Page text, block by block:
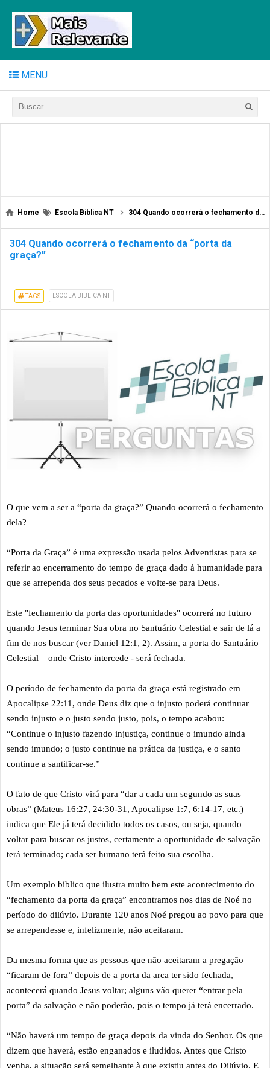
MENU
Home Escola Biblica NT 304 Quando ocorrerá o fechamento da “porta da graça?”
304 Quando ocorrerá o fechamento da “porta da
graça?”
TAGS ESCOLA BIBLICA NT
O que vem a ser a “porta da graça?” Quando ocorrerá o fechamento
dela?
“Porta da Graça” é uma expressão usada pelos Adventistas para se
referir ao encerramento do tempo de graça dado à humanidade para
que se arrependa dos seus pecados e volte-se para Deus.
Este "fechamento da porta das oportunidades" ocorrerá no futuro
quando Jesus terminar Sua obra no Santuário Celestial e sair de lá a
fim de nos buscar (ver Daniel 12:1, 2). Assim, a porta do Santuário
Celestial – onde Cristo intercede - será fechada.
O período de fechamento da porta da graça está registrado em
Apocalipse 22:11, onde Deus diz que o injusto poderá continuar
sendo injusto e o justo sendo justo, pois, o tempo acabou:
“Continue o injusto fazendo injustiça, continue o imundo ainda
sendo imundo; o justo continue na prática da justiça, e o santo
continue a santificar-se.”
O fato de que Cristo virá para “dar a cada um segundo as suas
obras” (Mateus 16:27, 24:30-31, Apocalipse 1:7, 6:14-17, etc.)
indica que Ele já terá decidido todos os casos, ou seja, quando
voltar para buscar os justos, certamente a oportunidade de salvação
terá terminado; cada ser humano terá feito sua escolha.
Um exemplo bíblico que ilustra muito bem este acontecimento do
“fechamento da porta da graça” encontramos nos dias de Noé no
período do dilúvio. Durante 120 anos Noé pregou ao povo para que
se arrependesse e, infelizmente, não aceitaram.
Da mesma forma que as pessoas que não aceitaram a pregação
“ficaram de fora” depois de a porta da arca ter sido fechada,
acontecerá quando Jesus voltar; alguns vão querer “entrar pela
porta” da salvação e não poderão, pois o tempo já terá encerrado.
“Não haverá um tempo de graça depois da vinda do Senhor. Os que
dizem que haverá, estão enganados e iludidos. Antes que Cristo
venha, a situação será semelhante à que existiu antes do Dilúvio. E